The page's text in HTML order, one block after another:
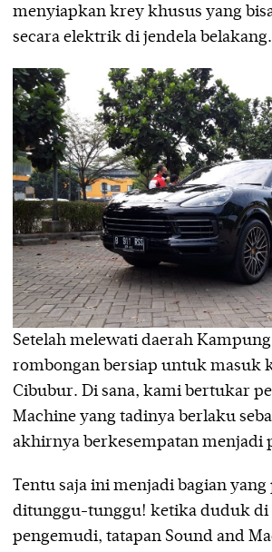
menyiapkan krey khusus yang
secara elektrik di jendela belakang.
Setelah melewati daerah
rombongan bersiap untuk masuk
Cibubur. Di sana, kami bertukar
Machine yang tadinya berlaku
akhirnya berkesempatan menjadi
Tentu saja ini menjadi bagian yang
ditunggu-tunggu! ketika duduk
pengemudi, tatapan Sound and